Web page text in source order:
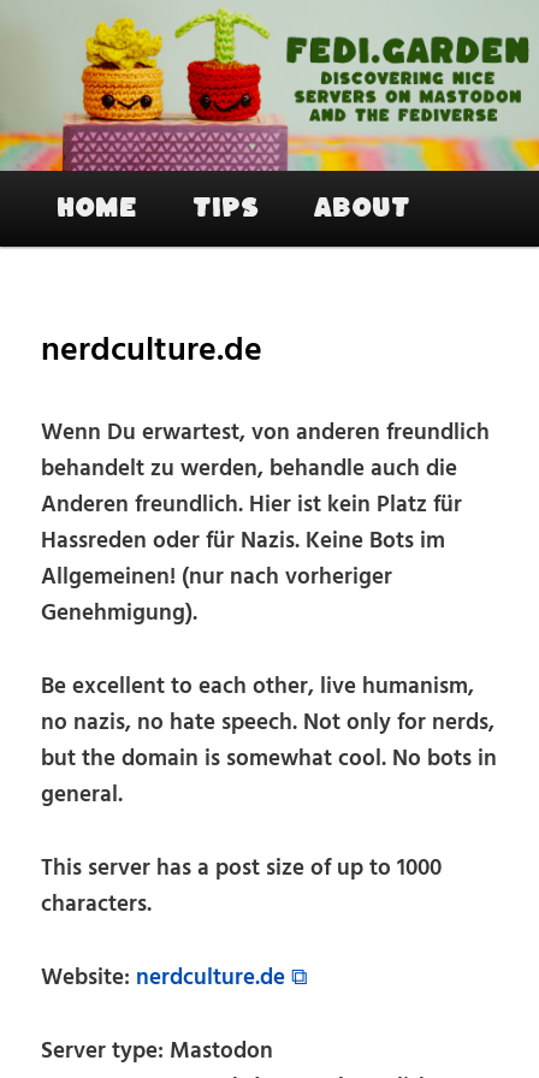
Fedi.Garden – An easy way to join
Mastodon and the Fediverse
Home Tips About
nerdculture.de
Wenn Du erwartest, von anderen freundlich
behandelt zu werden, behandle auch die
Anderen freundlich. Hier ist kein Platz für
Hassreden oder für Nazis. Keine Bots im
Allgemeinen! (nur nach vorheriger
Genehmigung).
Be excellent to each other, live humanism,
no nazis, no hate speech. Not only for nerds,
but the domain is somewhat cool. No bots in
general.
This server has a post size of up to 1000
characters.
Website: nerdculture.de ⧉
Server type: Mastodon